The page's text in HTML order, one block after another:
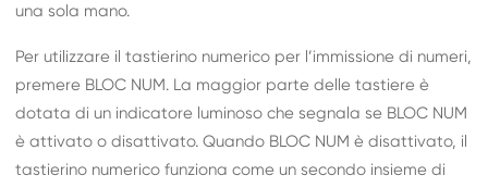
una sola mano.
Per utilizzare il tastierino numerico per l’immissione di numeri,
premere BLOC NUM. La maggior parte delle tastiere è
dotata di un indicatore luminoso che segnala se BLOC NUM
è attivato o disattivato. Quando BLOC NUM è disattivato, il
tastierino numerico funziona come un secondo insieme di